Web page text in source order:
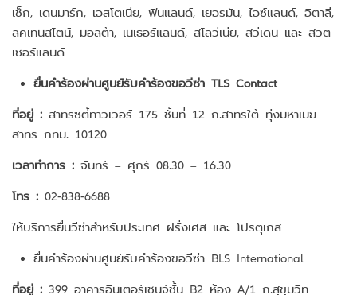
เช็ก, เดนมาร์ก, เอสโตเนีย, ฟินแลนด์, เยอรมัน, ไอซ์แลนด์, อิตาลี,
ลิคเทนสไตน์, มอลต้า, เนเธอร์แลนด์, สโลวีเนีย, สวีเดน และ สวิต
เซอร์แลนด์
ยื่นคำร้องผ่านศูนย์รับคำร้องขอวีซ่า TLS Contact
ที่อยู่ : สาทรซิตี้ทาวเวอร์ 175 ชั้นที่ 12 ถ.สาทรใต้ ทุ่งมหาเมฆ
สาทร กทม. 10120
เวลาทำการ : จันทร์ – ศุกร์ 08.30 – 16.30
โทร : 02-838-6688
ให้บริการยื่นวีซ่าสำหรับประเทศ ฝรั่งเศส และ โปรตุเกส
ยื่นคำร้องผ่านศูนย์รับคำร้องขอวีซ่า BLS International
ที่อยู่ : 399 อาคารอินเตอร์เชนจ์ชั้น B2 ห้อง A/1 ถ.สุขุมวิท